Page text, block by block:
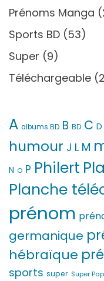
Prénoms Manga
Sports BD (53)
Super (9)
Téléchargeable
A albums BD B BD C D
humour J L M
N O P Philert
Planche
prénom
germanique
hébraïque
sports super Super